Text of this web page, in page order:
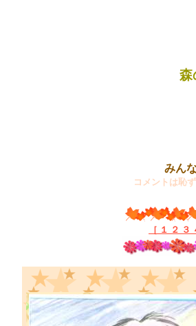
森
みん
コメントは恥
［ １ ２ ３